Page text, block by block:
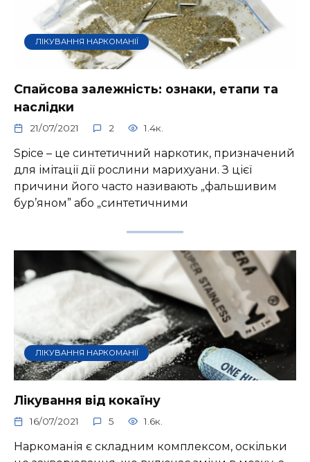
ЛІКУВАННЯ НАРКОМАНІЇ
Спайсова залежність: ознаки, етапи та
наслідки
21/07/2021 2 1.4к.
Spice – це синтетичний наркотик, призначений
для імітації дії рослини марихуани. З цієї
причини його часто називають „фальшивим
бур’яном” або „синтетичними
ЛІКУВАННЯ НАРКОМАНІЇ
Лікування від кокаїну
16/07/2021 5 1.6к.
Наркоманія є складним комплексом, оскільки